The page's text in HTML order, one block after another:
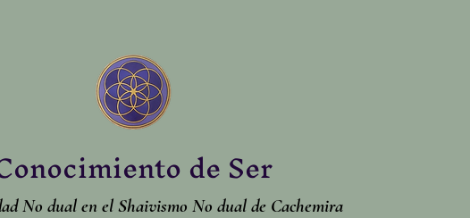
de Ser
No dual en el Shaivismo No dual de Cachemira